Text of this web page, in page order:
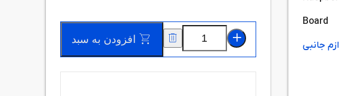
Board
جانبی
افزودن به سبد